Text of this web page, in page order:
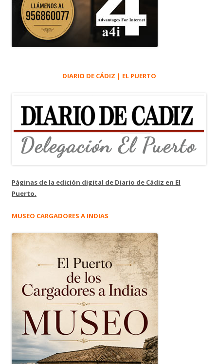
DIARIO DE CÁDIZ | EL PUERTO
Páginas de la edición digital de Diario de Cádiz en El
Puerto.
MUSEO CARGADORES A INDIAS